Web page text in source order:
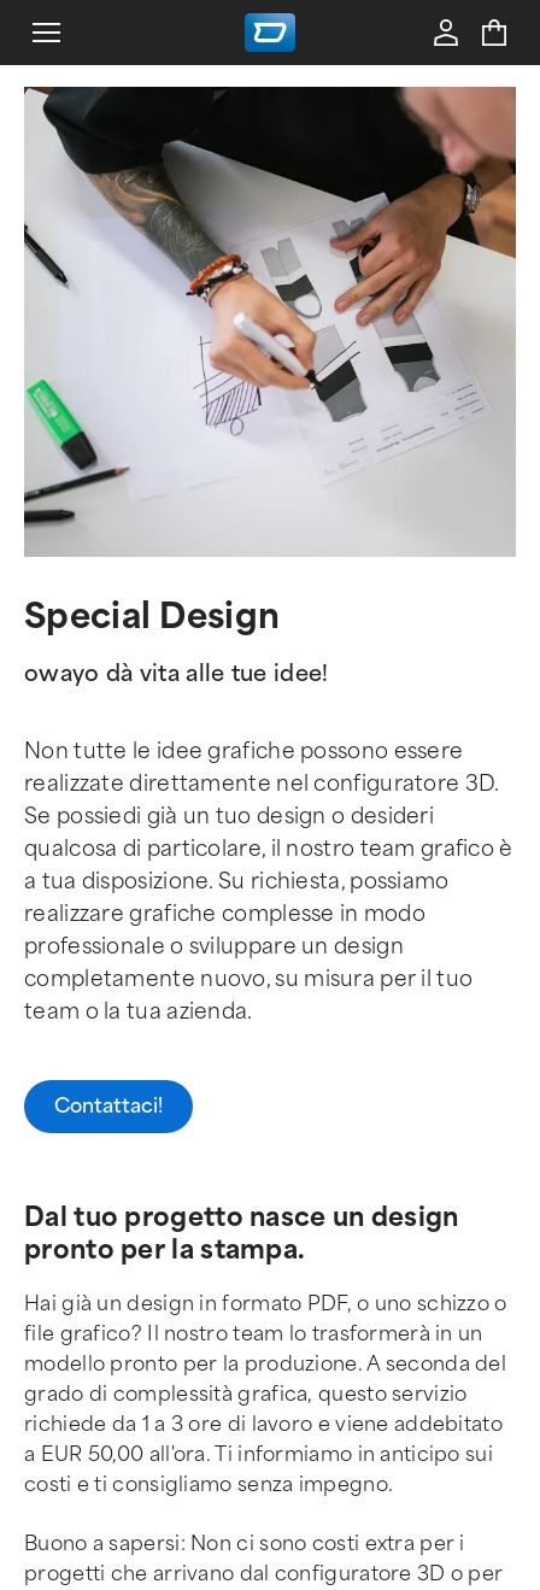
Special Design
owayo dà vita alle tue idee!
Non tutte le idee grafiche possono essere
realizzate direttamente nel configuratore 3D.
Se possiedi già un tuo design o desideri
qualcosa di particolare, il nostro team grafico è
a tua disposizione. Su richiesta, possiamo
realizzare grafiche complesse in modo
professionale o sviluppare un design
completamente nuovo, su misura per il tuo
team o la tua azienda.
Contattaci!
Dal tuo progetto nasce un design
pronto per la stampa.
Hai già un design in formato PDF, o uno schizzo o
file grafico? Il nostro team lo trasformerà in un
modello pronto per la produzione. A seconda del
grado di complessità grafica, questo servizio
richiede da 1 a 3 ore di lavoro e viene addebitato
a EUR 50,00 all'ora. Ti informiamo in anticipo sui
costi e ti consigliamo senza impegno.
Buono a sapersi: Non ci sono costi extra per i
progetti che arrivano dal configuratore 3D o per